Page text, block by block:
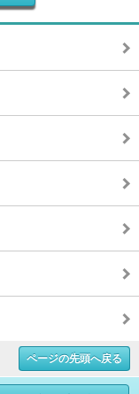
ページの先頭へ戻る